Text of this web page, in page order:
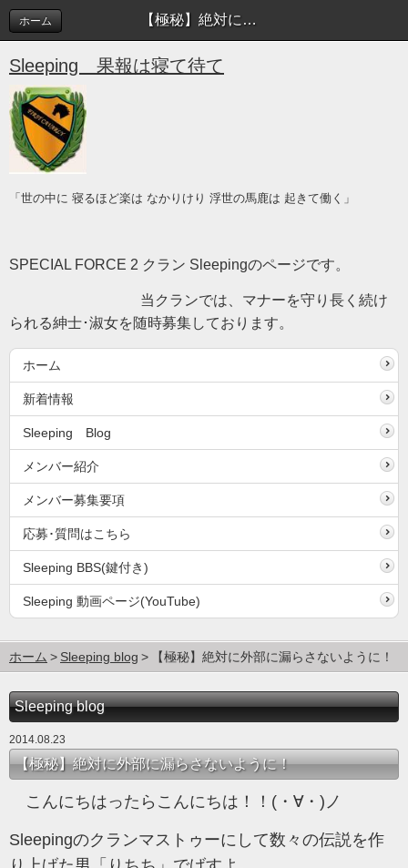
【極秘】絶対に外部に漏らさないように！ | Sleeping blog
ホーム
Sleeping 果報は寝て待て
「世の中に 寝るほど楽は なかりけり 浮世の馬鹿は 起きて働く」
SPECIAL FORCE 2 クラン Sleepingのページです。
当クランでは、マナーを守り長く続け
られる紳士･淑女を随時募集しております。
ホーム
新着情報
Sleeping Blog
メンバー紹介
メンバー募集要項
応募･質問はこちら
Sleeping BBS(鍵付き)
Sleeping 動画ページ(YouTube)
ホーム Sleeping blog 【極秘】絶対に外部に漏らさないように！
Sleeping blog
2014.08.23
【極秘】絶対に外部に漏らさないように！
こんにちはったらこんにちは！！(・∀・)ノ
Sleepingのクランマストゥーにして数々の伝説を作